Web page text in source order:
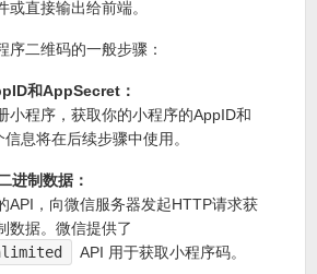
直接输出给前端。
序二维码的一般步骤：
和AppSecret：
小程序，获取你的小程序的AppID和
息将在后续步骤中使用。
进制数据：
API，向微信服务器发起HTTP请求获
数据。微信提供了
API 用于获取小程序码。